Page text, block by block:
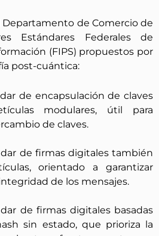
Departamento de Comercio de
Estándares Federales de
(FIPS) propuestos por
post-cuántica:
de encapsulación de claves
modulares, útil para
de claves.
de firmas digitales también
orientado a garantizar
de los mensajes.
de firmas digitales basadas
sin estado, que prioriza la